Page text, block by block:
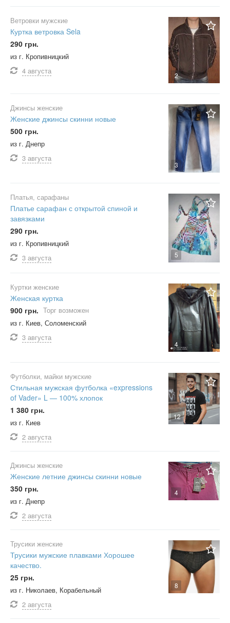
2
Ветровки мужские
Куртка ветровка Sela
290 грн.
из г. Кропивницкий
4 августа
3
Джинсы женские
Женские джинсы скинни новые
500 грн.
из г. Днепр
3 августа
5
Платья, сарафаны
Платье сарафан с открытой спиной и
завязками
290 грн.
из г. Кропивницкий
3 августа
4
Куртки женские
Женская куртка
900 грн. Торг возможен
из г. Киев, Соломенский
3 августа
12
Футболки, майки мужские
Стильная мужская футболка «expressions
of Vader» L — 100% хлопок
1 380 грн.
из г. Киев
2 августа
4
Джинсы женские
Женские летние джинсы скинни новые
350 грн.
из г. Днепр
2 августа
8
Трусики женские
Трусики мужские плавками Хорошее
качество.
25 грн.
из г. Николаев, Корабельный
2 августа